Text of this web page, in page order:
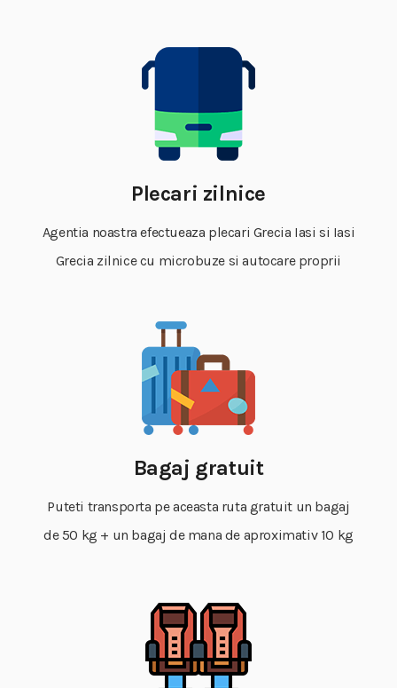
Plecari zilnice
Agentia noastra efectueaza plecari Grecia Iasi si Iasi
Grecia zilnice cu microbuze si autocare proprii
Bagaj gratuit
Puteti transporta pe aceasta ruta gratuit un bagaj
de 50 kg + un bagaj de mana de aproximativ 10 kg